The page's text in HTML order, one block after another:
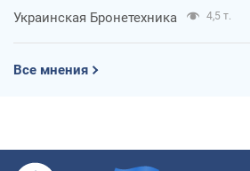
Украинская Бронетехника 4,5 т.
Все мнения